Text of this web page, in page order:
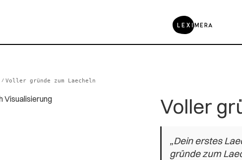
/ Voller gründe zum Laecheln
Voller
„Dein erstes
gründe zum